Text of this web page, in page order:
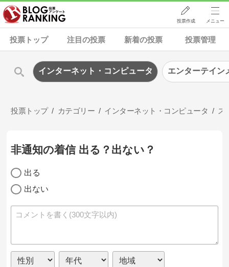
投票作成 メニュー
投票トップ 注目の投票 新着の投票 投票管理
投票トップ カテゴリー インターネット・コンピュータ ス
非通知の着信 出る？出ない？
出る
出ない
インターネット・コンピュータ エンターテイン